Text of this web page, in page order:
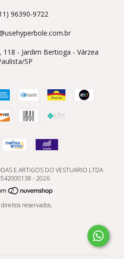
96390-9722
118 - Jardim Bertioga - Várzea
SP
E ARTIGOS DO VESTUARIO LTDA
- 2026
direitos reservados.